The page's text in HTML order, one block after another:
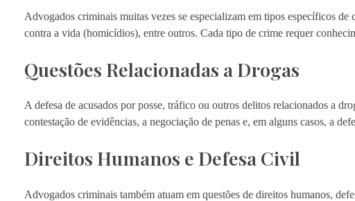
Advogados criminais muitas vezes se especializam em tipos específicos
contra a vida (homicídios), entre outros. Cada tipo de crime requer
Questões Relacionadas a Drogas
A defesa de acusados por posse, tráfico ou outros delitos relacionados a
contestação de evidências, a negociação de penas e, em alguns casos, a
Direitos Humanos e Defesa Civil
Advogados criminais também atuam em questões de direitos humanos,